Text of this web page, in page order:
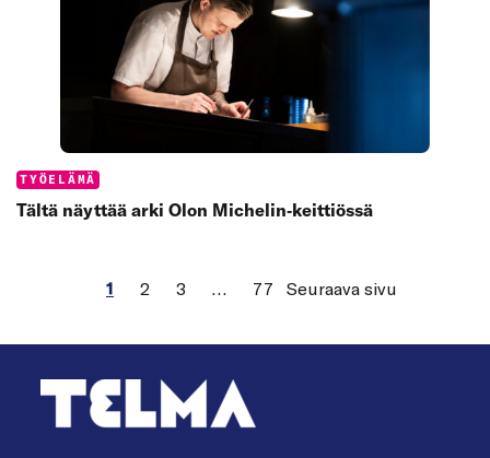
Categories:
TYÖELÄMÄ
Tältä näyttää arki Olon Michelin‑keittiössä
1 2 3 77 Seuraava sivu